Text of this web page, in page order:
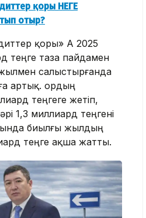
қоры НЕГЕ
отыр?
қоры» АҚ 2025
теңге таза пайдамен
салыстырғанда
артық. Қордың
теңгеге жетіп,
1,3 миллиард теңгені
биылғы жылдың
теңге ақша жатты.